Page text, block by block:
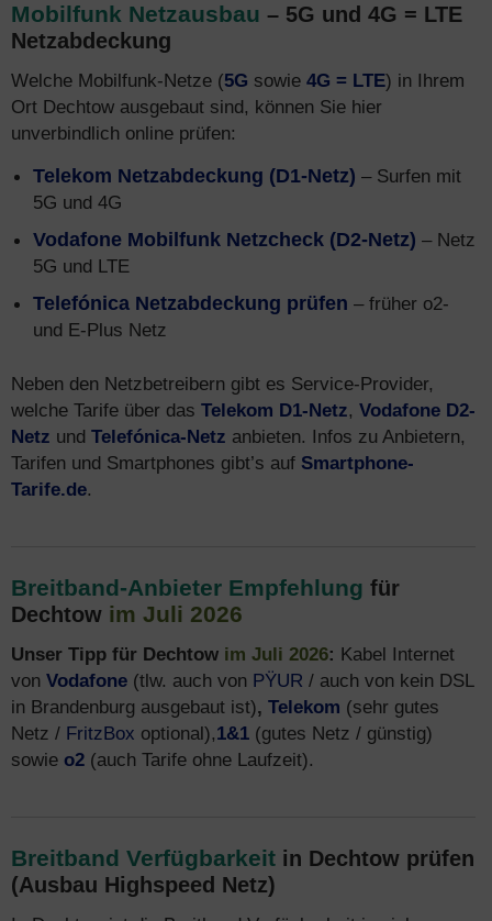
Mobilfunk Netzausbau – 5G und 4G = LTE
Netzabdeckung
Welche Mobilfunk-Netze (5G sowie 4G = LTE) in Ihrem
Ort Dechtow ausgebaut sind, können Sie hier
unverbindlich online prüfen:
Telekom Netzabdeckung (D1-Netz) – Surfen mit
5G und 4G
Vodafone Mobilfunk Netzcheck (D2-Netz) – Netz
5G und LTE
Telefónica Netzabdeckung prüfen – früher o2-
und E-Plus Netz
Neben den Netzbetreibern gibt es Service-Provider,
welche Tarife über das Telekom D1-Netz, Vodafone D2-
Netz und Telefónica-Netz anbieten. Infos zu Anbietern,
Tarifen und Smartphones gibt’s auf Smartphone-
Tarife.de.
Breitband-Anbieter Empfehlung für
Dechtow im Juli 2026
Unser Tipp für Dechtow im Juli 2026: Kabel Internet
von Vodafone (tlw. auch von PŸUR / auch von kein DSL
in Brandenburg ausgebaut ist), Telekom (sehr gutes
Netz / FritzBox optional),1&1 (gutes Netz / günstig)
sowie o2 (auch Tarife ohne Laufzeit).
Breitband Verfügbarkeit in Dechtow prüfen
(Ausbau Highspeed Netz)